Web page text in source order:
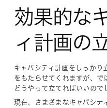
効果的な
ィ計画の
キャパシティ計画をしっかり
をもたらせてくれますが、で
どうやって立てればいいので
現在、さまざまなキャパシテ